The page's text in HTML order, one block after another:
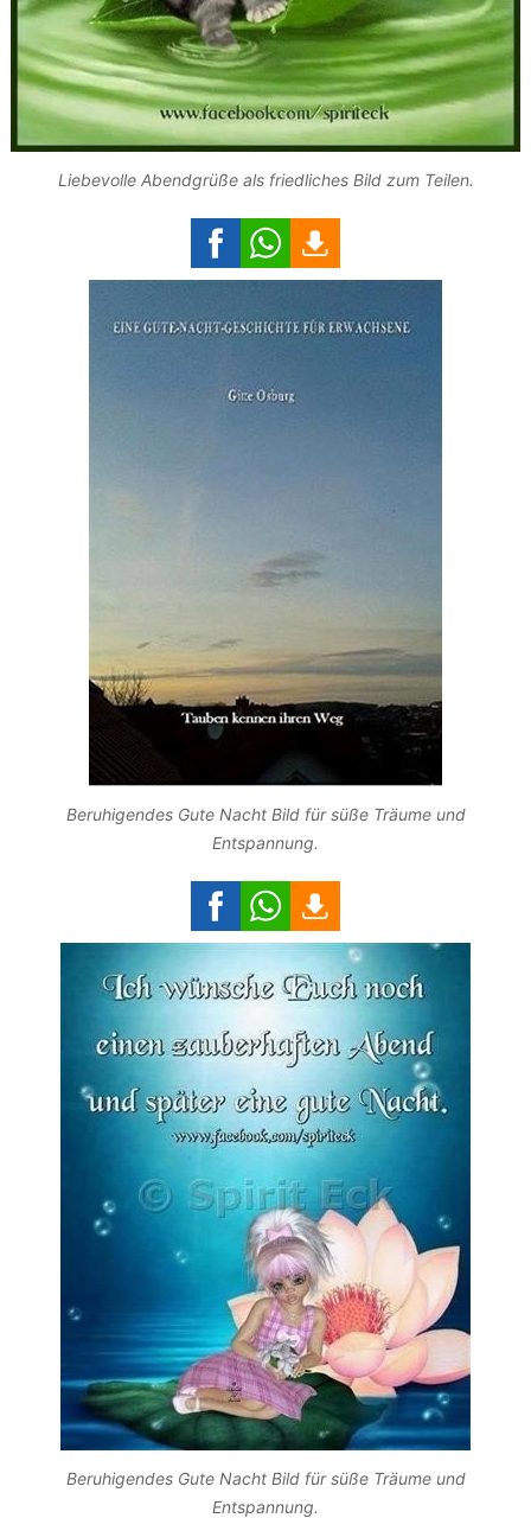
Liebevolle Abendgrüße als friedliches Bild zum Teilen.
Beruhigendes Gute Nacht Bild für süße Träume und
Entspannung.
Beruhigendes Gute Nacht Bild für süße Träume und
Entspannung.